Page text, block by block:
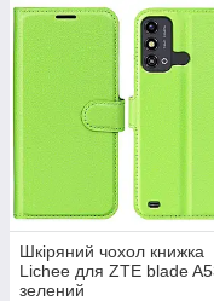
Шкіряний чохол книжка
Lichee для ZTE blade
зелений